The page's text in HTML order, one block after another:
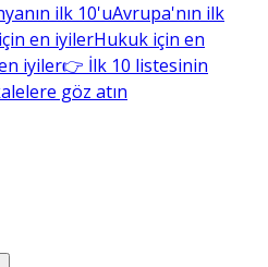
ilk 10'uAvrupa'nın ilk
en iyilerHukuk için en
iyiler👉 İlk 10 listesinin
göz atın